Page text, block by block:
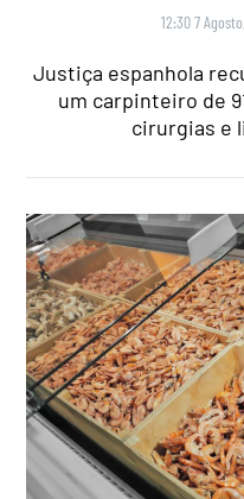
12:30 7
Justiça espanhola
um carpinteiro de
cirurgias e